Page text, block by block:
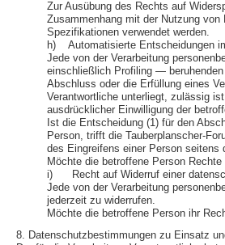
Zur Ausübung des Rechts auf
Zusammenhang mit der Nutzung
Spezifikationen verwendet werden.
h) Automatisierte Entscheidungen
Jede von der Verarbeitung
einschließlich Profiling — beruhenden
Abschluss oder die Erfüllung eines
Verantwortliche unterliegt, zulässig
ausdrücklicher Einwilligung der
Ist die Entscheidung (1) für den
Person, trifft die Tauberplanscher-
des Eingreifens einer Person seitens
Möchte die betroffene Person
i) Recht auf Widerruf einer
Jede von der Verarbeitung
jederzeit zu widerrufen.
Möchte die betroffene Person ihr
8. Datenschutzbestimmungen zu Einsatz